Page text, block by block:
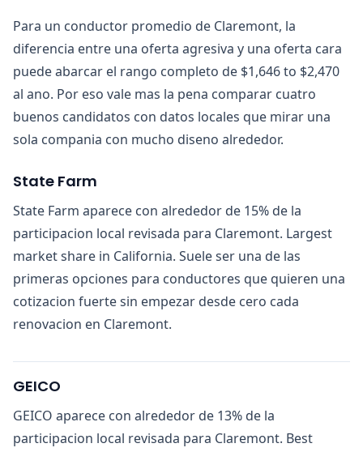
Para un conductor promedio de Claremont, la
diferencia entre una oferta agresiva y una oferta cara
puede abarcar el rango completo de $1,646 to $2,470
al ano. Por eso vale mas la pena comparar cuatro
buenos candidatos con datos locales que mirar una
sola compania con mucho diseno alrededor.
State Farm
State Farm aparece con alrededor de 15% de la
participacion local revisada para Claremont. Largest
market share in California. Suele ser una de las
primeras opciones para conductores que quieren una
cotizacion fuerte sin empezar desde cero cada
renovacion en Claremont.
GEICO
GEICO aparece con alrededor de 13% de la
participacion local revisada para Claremont. Best